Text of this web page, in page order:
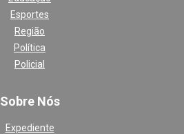
Esportes
Região
Política
Policial
Sobre Nós
Expediente